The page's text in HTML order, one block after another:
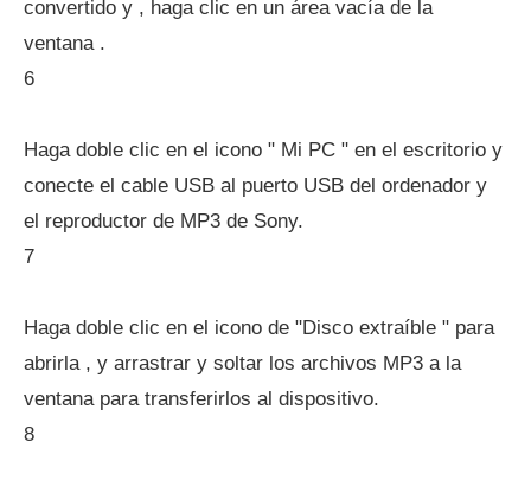
convertido y , haga clic en un área vacía de la
ventana .
6
Haga doble clic en el icono " Mi PC " en el escritorio y
conecte el cable USB al puerto USB del ordenador y
el reproductor de MP3 de Sony.
7
Haga doble clic en el icono de "Disco extraíble " para
abrirla , y arrastrar y soltar los archivos MP3 a la
ventana para transferirlos al dispositivo.
8